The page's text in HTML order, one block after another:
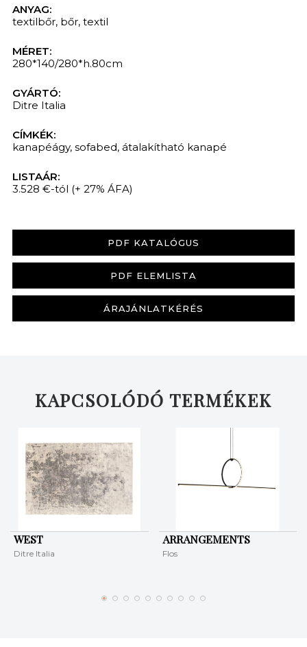
ANYAG:
textilbőr, bőr, textil
MÉRET:
280*140/280*h.80cm
GYÁRTÓ:
Ditre Italia
CÍMKÉK:
kanapéágy, sofabed, átalakítható kanapé
LISTAÁR:
3.528 €-tól (+ 27% ÁFA)
PDF KATALÓGUS
PDF ELEMLISTA
ÁRAJÁNLATKÉRÉS
KAPCSOLÓDÓ TERMÉKEK
WEST
Ditre Italia
ARRANGEMENTS
Flos